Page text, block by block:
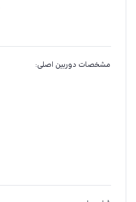
مشخصات دوربین اصلی: